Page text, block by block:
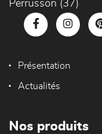
Perrusson (37)
Présentation
Actualités
Nos produits